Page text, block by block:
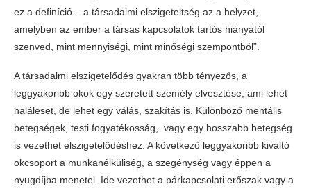
ez a definíció – a társadalmi elszigeteltség az a helyzet,
amelyben az ember a társas kapcsolatok tartós hiányától
szenved, mint mennyiségi, mint minőségi szempontból”.
A társadalmi elszigetelődés gyakran több tényezős, a
leggyakoribb okok egy szeretett személy elvesztése, ami lehet
haláleset, de lehet egy válás, szakítás is. Különböző mentális
betegségek, testi fogyatékosság, vagy egy hosszabb betegség
is vezethet elszigetelődéshez. A következő leggyakoribb kiváltó
okcsoport a munkanélküliség, a szegénység vagy éppen a
nyugdíjba menetel. Ide vezethet a párkapcsolati erőszak vagy a